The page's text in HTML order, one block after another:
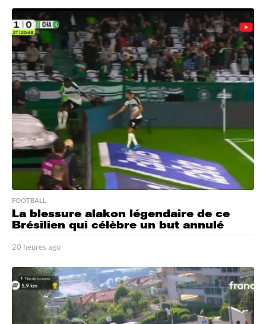
h
a
g
o
FOOTBALL
La blessure alakon légendaire de ce
Brésilien qui célèbre un but annulé
20 heures ago
h
e
u
r
e